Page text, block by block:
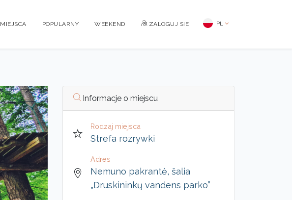
MIEJSCA POPULARNY WEEKEND ZALOGUJ SIE PL
Informacje o miejscu
Rodzaj miejsca
Strefa rozrywki
Adres
Nemuno pakrantė, šalia
„Druskininkų vandens parko”